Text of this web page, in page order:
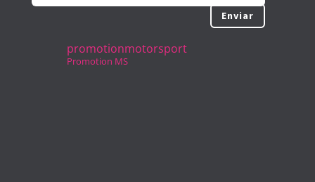
Enviar
promotionmotorsport
Promotion MS